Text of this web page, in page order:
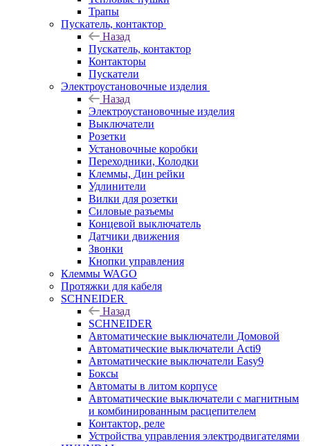
Трапы
Пускатель, контактор
Назад
Пускатель, контактор
Контакторы
Пускатели
Электроустановочные изделия
Назад
Электроустановочные изделия
Выключатели
Розетки
Установочные коробки
Переходники, Колодки
Клеммы, Дин рейки
Удлинители
Вилки для розетки
Силовые разъемы
Концевой выключатель
Датчики движения
Звонки
Кнопки управления
Клеммы WAGO
Протяжки для кабеля
SCHNEIDER
Назад
SCHNEIDER
Автоматические выключатели Домовой
Автоматические выключатели Acti9
Автоматические выключатели Easy9
Боксы
Автоматы в литом корпусе
Автоматические выключатели с магнитным
и комбинированным расцепителем
Контактор, реле
Устройства управления электродвигателями